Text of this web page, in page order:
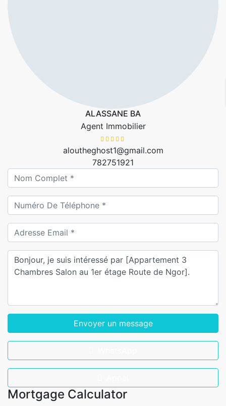
ALASSANE BA
Agent Immobilier
aloutheghost1@gmail.com
782751921
Envoyer un message
Mortgage Calculator